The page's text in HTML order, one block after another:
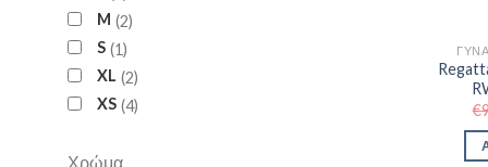
M 2
S 1
XL 2
XS 4
Χρώμα
€